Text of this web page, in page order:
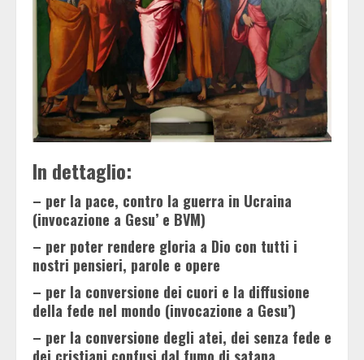
In dettaglio:
– per la pace, contro la guerra in Ucraina
(invocazione a Gesu’ e BVM)
– per poter rendere gloria a Dio con tutti i
nostri pensieri, parole e opere
– per la conversione dei cuori e la diffusione
della fede nel mondo (invocazione a Gesu’)
– per la conversione degli atei, dei senza fede e
dei cristiani confusi dal fumo di satana